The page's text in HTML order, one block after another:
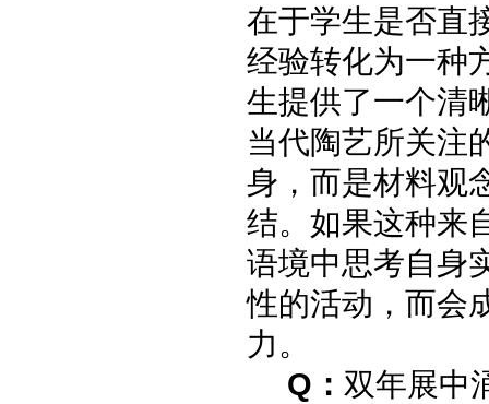
在于学生是否直
经验转化为一种
生提供了一个清
当代陶艺所关注
身，而是材料观
结。如果这种来
语境中思考自身
性的活动，而会
力。
Q： 双年展中